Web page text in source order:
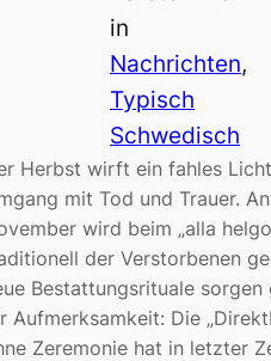
in
Nachrichten
Typisch
Schwedisch
Herbst wirft ein fahles
mit Tod und Trauer.
wird beim „alla
der Verstorbenen
Bestattungsrituale
Aufmerksamkeit: Die
Zeremonie hat in letzter